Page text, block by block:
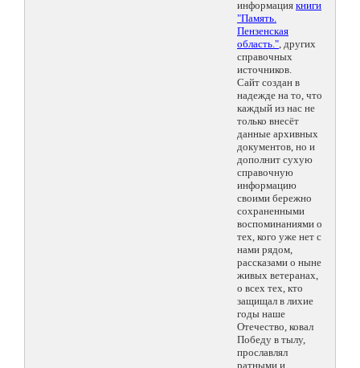
информация книги
"Память.
Пензенская
область.", других
справочных
источников.
Сайт создан в
надежде на то, что
каждый из нас не
только внесёт
данные архивных
документов, но и
дополнит сухую
справочную
информацию
своими бережно
сохраненными
воспоминаниями о
тех, кого уже нет с
нами рядом,
рассказами о ныне
живых ветеранах,
о всех тех, кто
защищал в лихие
годы наше
Отечество, ковал
Победу в тылу,
прославлял
ратными и